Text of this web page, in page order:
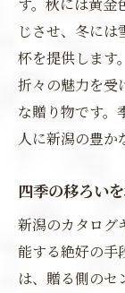
じさせ、冬に
杯を提供します
折々の魅力を受
な贈り物です。
人に新潟の豊か
四季の移ろい
新潟のカタログ
能する絶好の手
は、贈る側のセ